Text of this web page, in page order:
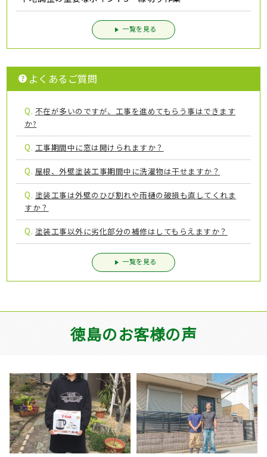
一覧を見る
よくあるご質問
Q. 不在が多いのですが、工事を進めてもらう事はできます
か?
Q. 工事期間中に窓は開けられますか？
Q. 屋根、外壁塗装工事期間中に洗濯物は干せますか？
Q. 塗装工事は外壁のひび割れや雨樋の破損も直してくれま
すか？
Q. 塗装工事以外に劣化部分の補修はしてもらえますか？
一覧を見る
徳島のお客様の声